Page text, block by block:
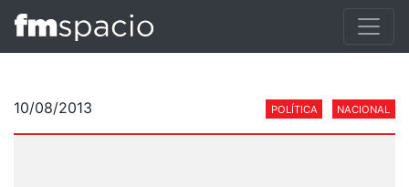
10/08/2013 POLÍTICA NACIONAL